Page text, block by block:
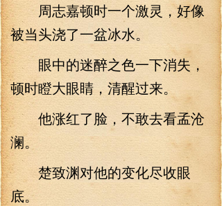
周志嘉顿时一个激灵，好像
被当头浇了一盆冰水。
眼中的迷醉之色一下消失，
顿时瞪大眼睛，清醒过来。
他涨红了脸，不敢去看孟沧
澜。
楚致渊对他的变化尽收眼
底。